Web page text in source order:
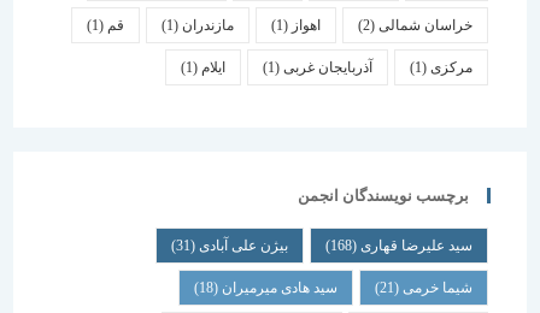
خراسان شمالی(2) اهواز مازندران(1) قم
(1) آذربایجان غربی(1) ایلام
برچسب نویسندگان انجمن
سید علیرضا قهاری(168) بیژن علی آبادی(31)
شیما خرمی(21) سید هادی میرمیران(18)